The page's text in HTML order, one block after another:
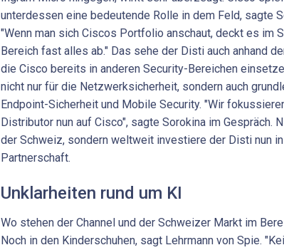
unterdessen eine bedeutende Rolle in dem Feld, sagte
"Wenn man sich Ciscos Portfolio anschaut, deckt es im
Bereich fast alles ab." Das sehe der Disti auch anhand
die Cisco bereits in anderen Security-Bereichen
nicht nur für die Netzwerksicherheit, sondern auch
Endpoint-Sicherheit und Mobile Security. "Wir
Distributor nun auf Cisco", sagte Sorokina im Gespräch.
der Schweiz, sondern weltweit investiere der Disti nun
Partnerschaft.
Unklarheiten rund um KI
Wo stehen der Channel und der Schweizer Markt im
Noch in den Kinderschuhen, sagt Lehrmann von Spie.